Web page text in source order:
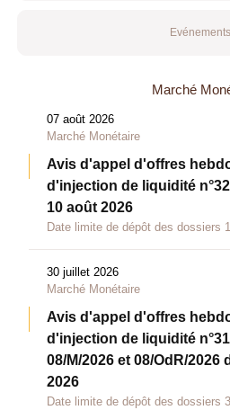
Evénements
Marché
07 août 2026
Marché Monétaire
Avis d'appel d'offres
d'injection de liquidité
10 août 2026
Date limite de dépôt des dossiers
30 juillet 2026
Marché Monétaire
Avis d'appel d'offres
d'injection de liquidité
08/M/2026 et 08/OdR/2026
2026
Date limite de dépôt des dossiers